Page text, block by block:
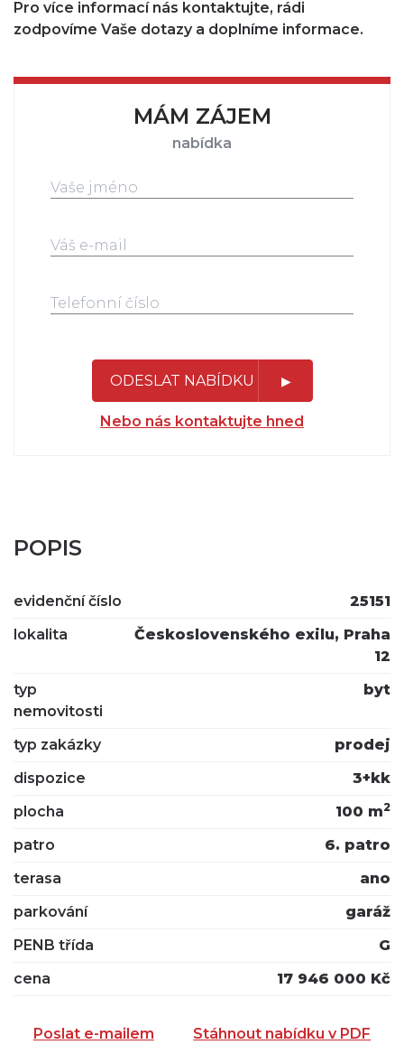
Pro více informací nás kontaktujte, rádi
zodpovíme Vaše dotazy a doplníme informace.
MÁM ZÁJEM
nabídka
ODESLAT NABÍDKU
Nebo nás kontaktujte hned
POPIS
evidenční číslo
25151
lokalita
Československého exilu, Praha
12
typ
nemovitosti
byt
typ zakázky
prodej
dispozice
3+kk
plocha
100 m2
patro
6. patro
terasa
ano
parkování
garáž
PENB třída
G
cena
17 946 000 Kč
Poslat e-mailem Stáhnout nabídku v PDF